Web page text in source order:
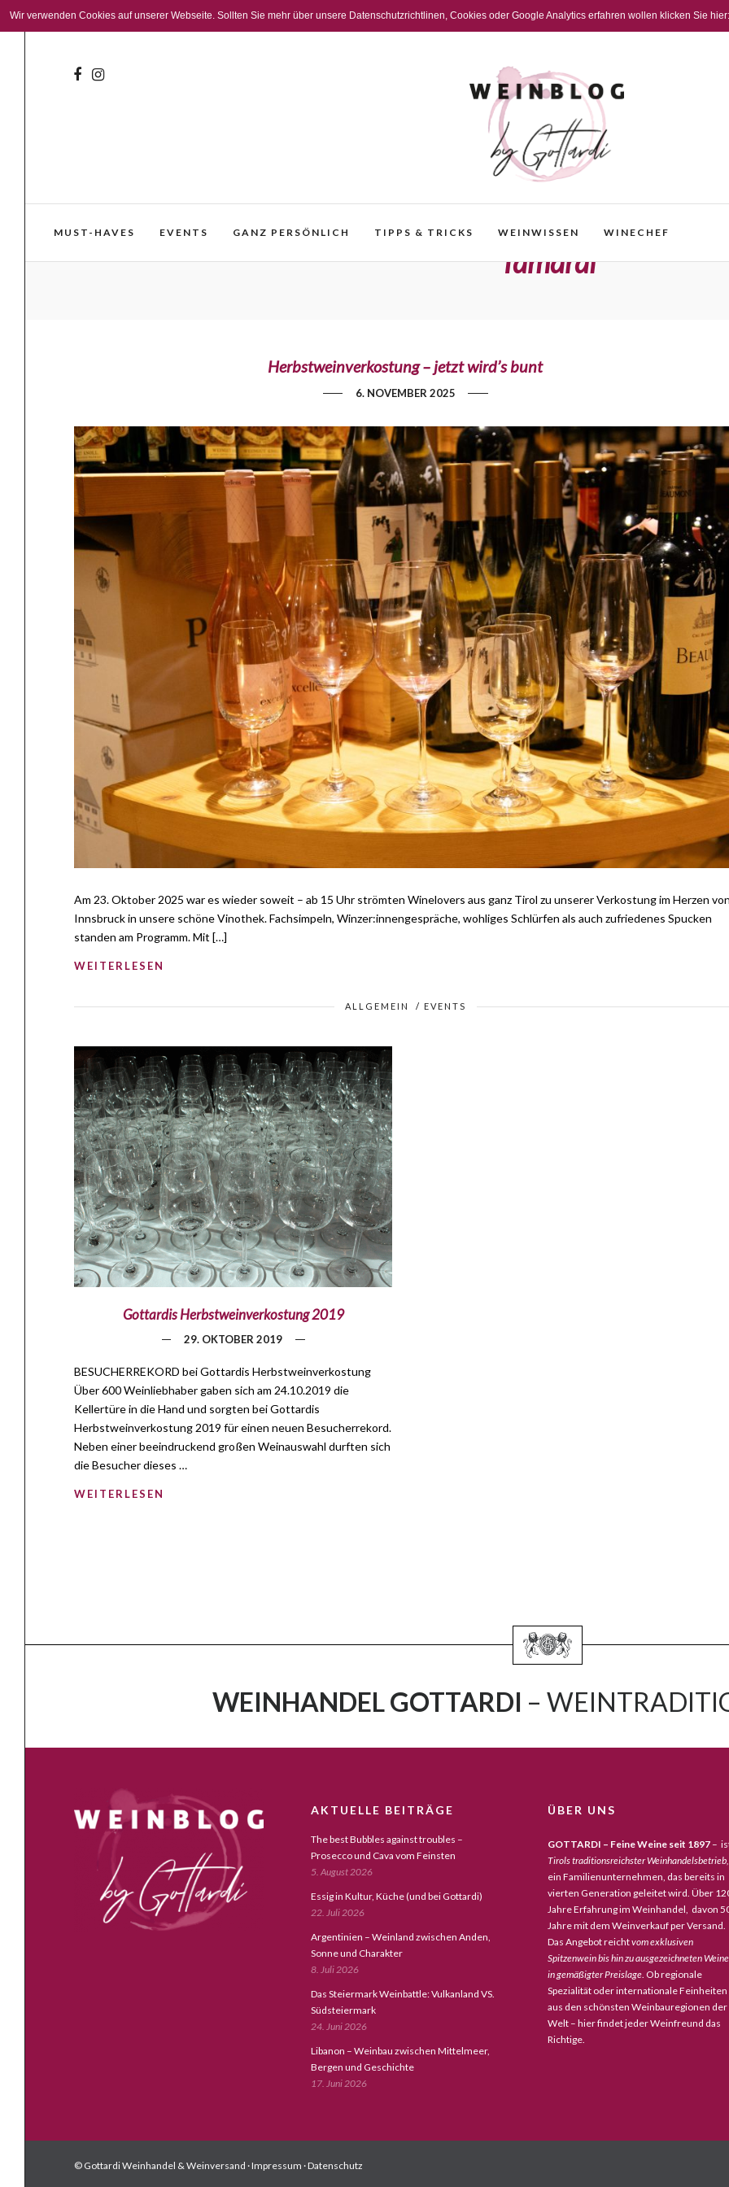
Wir verwenden Cookies auf unserer Webseite. Sollten Sie mehr über unsere Datenschutzrichtlinen, Cookies oder Google Analytics erfahren wollen klicken Sie
MUST-HAVES EVENTS GANZ PERSÖNLICH TIPPS & TRICKS WEINWISSEN WINECHEF
Tamaral
Herbstweinverkostung – jetzt wird’s bunt
6. NOVEMBER 2025
Am 23. Oktober 2025 war es wieder soweit – ab 15 Uhr strömten Winelovers aus ganz Tirol zu unserer Verkostung im Herzen
Innsbruck in unsere schöne Vinothek. Fachsimpeln, Winzer:innengespräche, wohliges Schlürfen als auch zufriedenes Spucken
standen am Programm. Mit […]
WEITERLESEN
ALLGEMEIN / EVENTS
Gottardis Herbstweinverkostung 2019
29. OKTOBER 2019
BESUCHERREKORD bei Gottardis Herbstweinverkostung
Über 600 Weinliebhaber gaben sich am 24.10.2019 die
Kellertüre in die Hand und sorgten bei Gottardis
Herbstweinverkostung 2019 für einen neuen Besucherrekord.
Neben einer beeindruckend großen Weinauswahl durften sich
die Besucher dieses …
WEITERLESEN
WEINHANDEL GOTTARDI –
AKTUELLE BEITRÄGE
The best Bubbles against troubles –
Prosecco und Cava vom Feinsten
5. August 2026
Essig in Kultur, Küche (und bei Gottardi)
22. Juli 2026
Argentinien – Weinland zwischen Anden,
Sonne und Charakter
8. Juli 2026
Das Steiermark Weinbattle: Vulkanland VS.
Südsteiermark
24. Juni 2026
Libanon – Weinbau zwischen Mittelmeer,
Bergen und Geschichte
17. Juni 2026
ÜBER UNS
GOTTARDI – Feine Weine seit 1897–
Tirols traditionsreichster Weinhandelsbetrieb,
ein Familienunternehmen, das bereits in
vierten Generation geleitet wird. Über
Jahre Erfahrung im Weinhandel, davon
Jahre mit dem Weinverkauf per Versand.
Das Angebot reichtvom exklusiven
Spitzenwein bis hin zu ausgezeichneten
in gemäßigter Preislage. Ob regionale
Spezialität oder internationale Feinheiten
aus den schönsten Weinbauregionen der
Welt – hier findet jeder Weinfreund das
Richtige.
© Gottardi Weinhandel & Weinversand ·Impressum ·Datenschutz